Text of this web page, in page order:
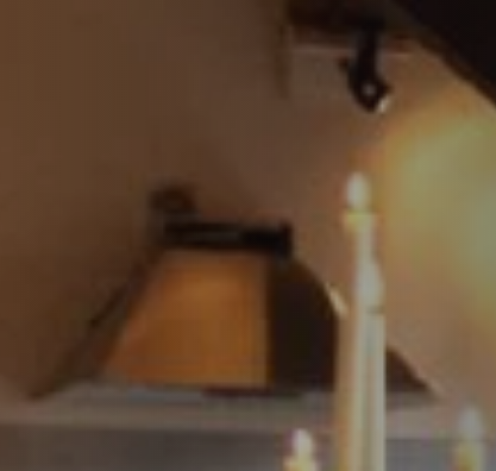
PLAATSKLARE SCHOUWEN EN ACCESSOIRES